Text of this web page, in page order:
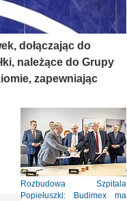
dołączając do
należące do Grupy
zapewniając
Rozbudowa Szpitala
Popiełuszki: Budimex ma